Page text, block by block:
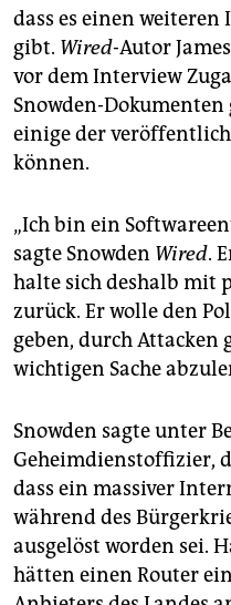
dass es einen
gibt. Wired-Autor
vor dem Interview
Snowden-
einige der
können.
„Ich bin ein
sagte Snowden Wired.
halte sich deshalb mit
zurück. Er wolle den
geben, durch Attacken
wichtigen Sache
Snowden sagte unter
Geheimdienstoffizier,
dass ein massiver
während des
ausgelöst worden sei.
hätten einen Router